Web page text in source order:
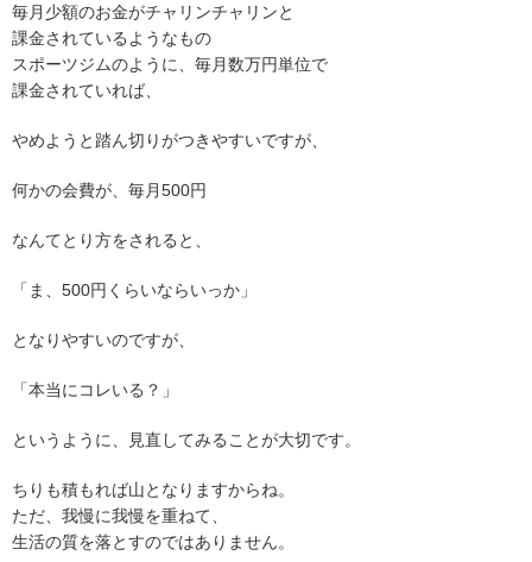
毎月少額のお金がチャリンチャリンと
課金されているようなもの
スポーツジムのように、毎月数万円単位で
課金されていれば、
やめようと踏ん切りがつきやすいですが、
何かの会費が、毎月500円
なんてとり方をされると、
「ま、500円くらいならいっか」
となりやすいのですが、
「本当にコレいる？」
というように、見直してみることが大切です。
ちりも積もれば山となりますからね。
ただ、我慢に我慢を重ねて、
生活の質を落とすのではありません。